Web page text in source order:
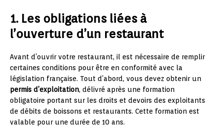
1. Les obligations liées à
l’ouverture d’un restaurant
Avant d’ouvrir votre restaurant, il est nécessaire de remplir
certaines conditions pour être en conformité avec la
législation française. Tout d’abord, vous devez obtenir un
permis d’exploitation, délivré après une formation
obligatoire portant sur les droits et devoirs des exploitants
de débits de boissons et restaurants. Cette formation est
valable pour une durée de 10 ans.